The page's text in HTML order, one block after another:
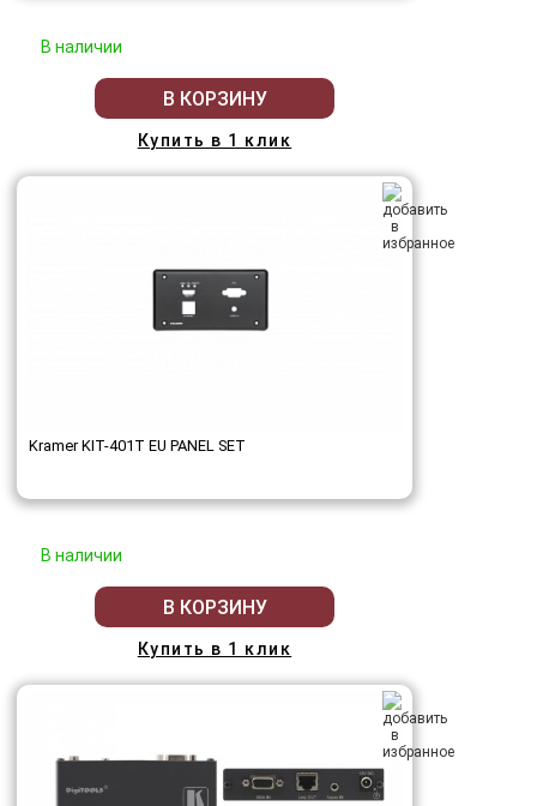
В наличии
В КОРЗИНУ
Купить в 1 клик
Kramer KIT-401T EU PANEL SET
В наличии
В КОРЗИНУ
Купить в 1 клик